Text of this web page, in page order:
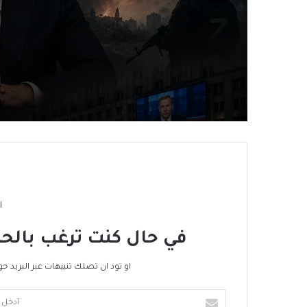
بوتين واحد لا بوتينان في
يُفقِدُهُ حاضِنَته اللبنانية؟
في حال كنت ترغب
او تود ان تصلك تنبيهات عبر البريد